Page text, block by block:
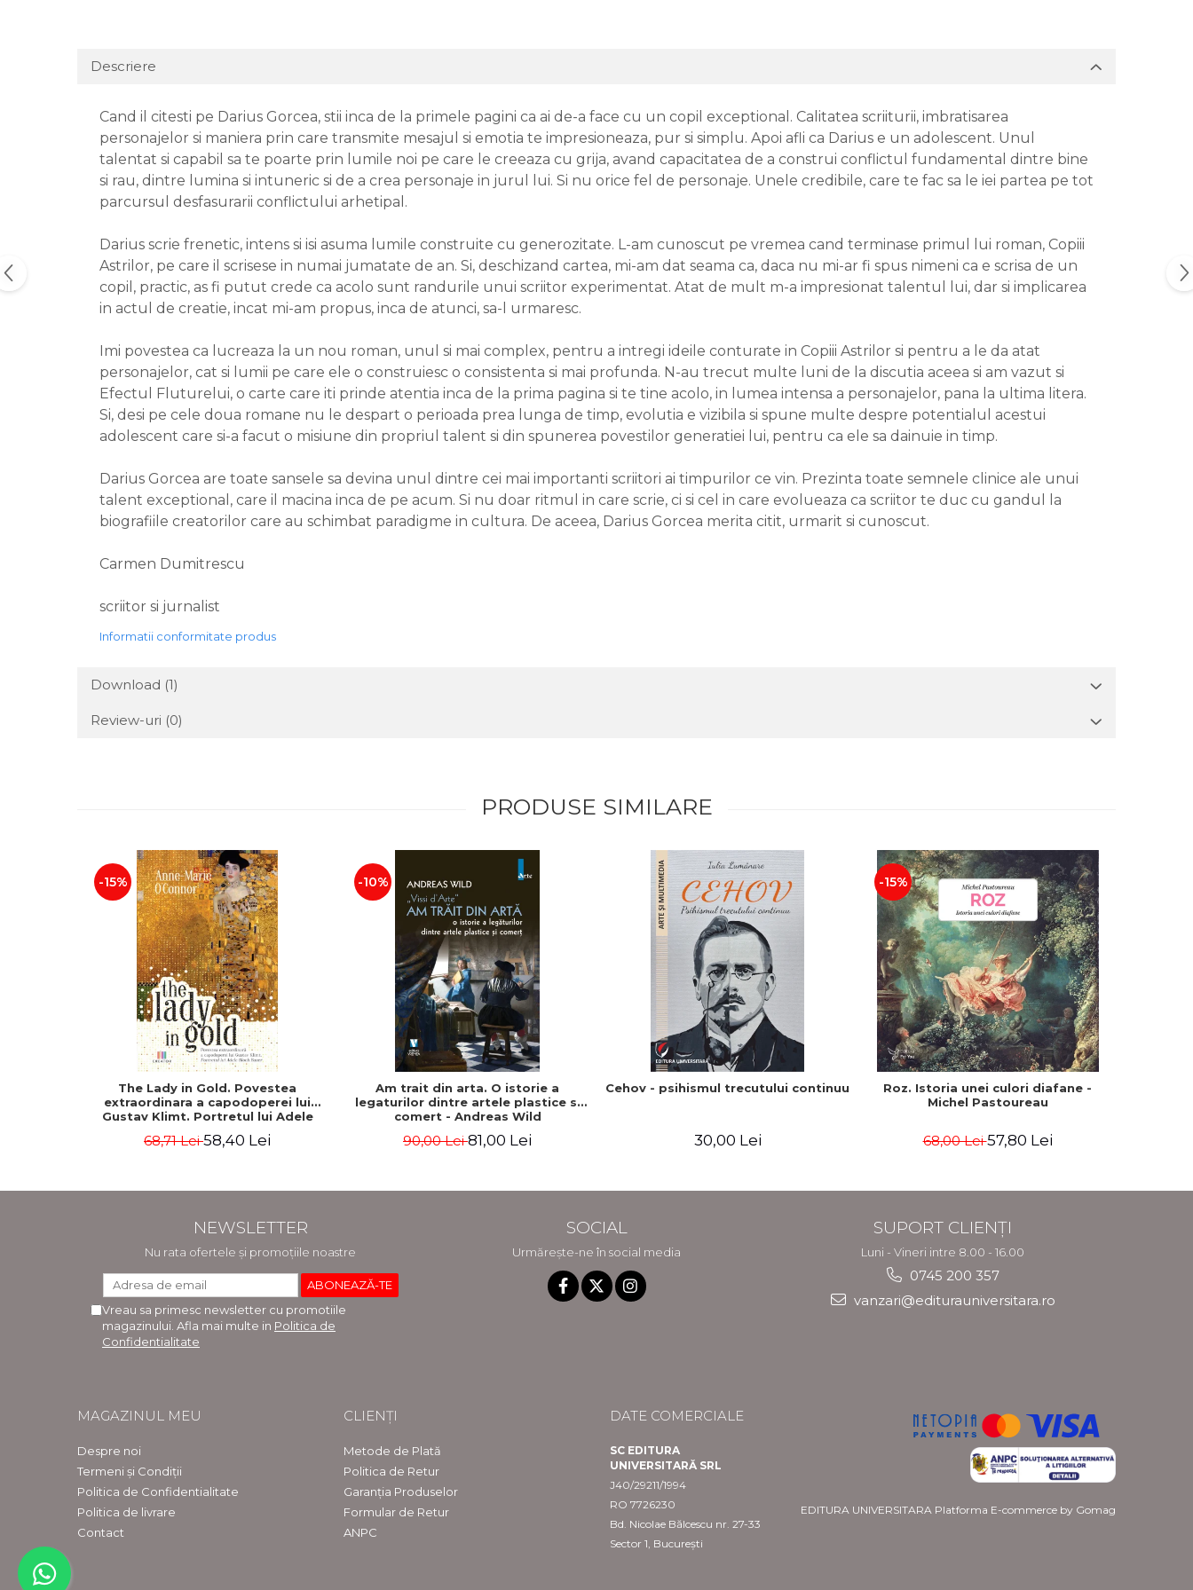
Descriere
Cand il citesti pe Darius Gorcea, stii inca de la primele pagini ca ai de-a face cu un copil exceptional. Calitatea scriiturii, imbratisarea
personajelor si maniera prin care transmite mesajul si emotia te impresioneaza, pur si simplu. Apoi afli ca Darius e un adolescent. Unul
talentat si capabil sa te poarte prin lumile noi pe care le creeaza cu grija, avand capacitatea de a construi conflictul fundamental dintre bine
si rau, dintre lumina si intuneric si de a crea personaje in jurul lui. Si nu orice fel de personaje. Unele credibile, care te fac sa le iei partea pe tot
parcursul desfasurarii conflictului arhetipal.
Darius scrie frenetic, intens si isi asuma lumile construite cu generozitate. L-am cunoscut pe vremea cand terminase primul lui roman, Copiii
Astrilor, pe care il scrisese in numai jumatate de an. Si, deschizand cartea, mi-am dat seama ca, daca nu mi-ar fi spus nimeni ca e scrisa de un
copil, practic, as fi putut crede ca acolo sunt randurile unui scriitor experimentat. Atat de mult m-a impresionat talentul lui, dar si implicarea
in actul de creatie, incat mi-am propus, inca de atunci, sa-l urmaresc.
Imi povestea ca lucreaza la un nou roman, unul si mai complex, pentru a intregi ideile conturate in Copiii Astrilor si pentru a le da atat
personajelor, cat si lumii pe care ele o construiesc o consistenta si mai profunda. N-au trecut multe luni de la discutia aceea si am vazut si
Efectul Fluturelui, o carte care iti prinde atentia inca de la prima pagina si te tine acolo, in lumea intensa a personajelor, pana la ultima litera.
Si, desi pe cele doua romane nu le despart o perioada prea lunga de timp, evolutia e vizibila si spune multe despre potentialul acestui
adolescent care si-a facut o misiune din propriul talent si din spunerea povestilor generatiei lui, pentru ca ele sa dainuie in timp.
Darius Gorcea are toate sansele sa devina unul dintre cei mai importanti scriitori ai timpurilor ce vin. Prezinta toate semnele clinice ale unui
talent exceptional, care il macina inca de pe acum. Si nu doar ritmul in care scrie, ci si cel in care evolueaza ca scriitor te duc cu gandul la
biografiile creatorilor care au schimbat paradigme in cultura. De aceea, Darius Gorcea merita citit, urmarit si cunoscut.
Carmen Dumitrescu
scriitor si jurnalist
Informatii conformitate produs
Download (1)
Review-uri (0)
PRODUSE SIMILARE
-15%
The Lady in Gold. Povestea
extraordinara a capodoperei lui
Gustav Klimt. Portretul lui Adele
Bloch-Bauer - Anne-Marie O’Connor
68,71 Lei58,40 Lei
-10%
Am trait din arta. O istorie a
legaturilor dintre artele plastice si
comert - Andreas Wild
90,00 Lei81,00 Lei
Cehov - psihismul trecutului continuu
30,00 Lei
-15%
Roz. Istoria unei culori diafane -
Michel Pastoureau
68,00 Lei57,80 Lei
NEWSLETTER
Nu rata ofertele și promoțiile noastre
Vreau sa primesc newsletter cu promotiile
magazinului. Afla mai multe in Politica de
Confidentialitate
SOCIAL
Urmărește-ne în social media
SUPORT CLIENȚI
Luni - Vineri intre 8.00 - 16.00
0745 200 357
vanzari@editurauniversitara.ro
MAGAZINUL MEU
Despre noi
Termeni și Condiții
Politica de Confidentialitate
Politica de livrare
Contact
CLIENȚI
Metode de Plată
Politica de Retur
Garanția Produselor
Formular de Retur
ANPC
DATE COMERCIALE
SC EDITURA
UNIVERSITARĂ SRL
J40/29211/1994
RO 7726230
Bd. Nicolae Bălcescu nr. 27-33
Sector 1, București
EDITURA UNIVERSITARA Platforma E-commerce by Gomag